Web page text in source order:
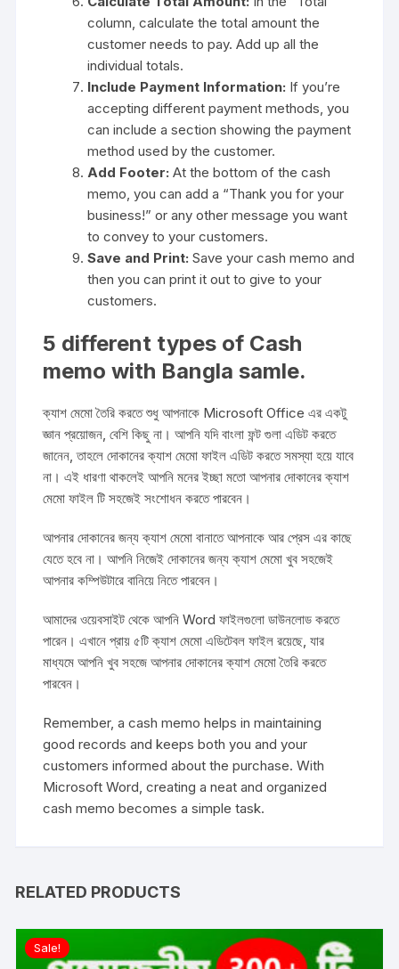
column, calculate the total amount the
customer needs to pay. Add up all the
individual totals.
Include Payment Information: If you’re
accepting different payment methods, you
can include a section showing the payment
method used by the customer.
Add Footer: At the bottom of the cash
memo, you can add a “Thank you for your
business!” or any other message you want
to convey to your customers.
Save and Print: Save your cash memo and
then you can print it out to give to your
customers.
5 different types of Cash
memo with Bangla samle.
ক্যাশ মেমো তৈরি করতে শুধু আপনাকে Microsoft Office এর একটু
জ্ঞান প্রয়োজন, বেশি কিছু না। আপনি যদি বাংলা ফন্ট গুলা এডিট করতে
জানেন, তাহলে দোকানের ক্যাশ মেমো ফাইল এডিট করতে সমস্যা হয়ে যাবে
না। এই ধারণা থাকলেই আপনি মনের ইচ্ছা মতো আপনার দোকানের ক্যাশ
মেমো ফাইল টি সহজেই সংশোধন করতে পারবেন।
আপনার দোকানের জন্য ক্যাশ মেমো বানাতে আপনাকে আর প্রেস এর কাছে
যেতে হবে না। আপনি নিজেই দোকানের জন্য ক্যাশ মেমো খুব সহজেই
আপনার কম্পিউটারে বানিয়ে নিতে পারবেন।
আমাদের ওয়েবসাইট থেকে আপনি Word ফাইলগুলো ডাউনলোড করতে
পারেন। এখানে প্রায় ৫টি ক্যাশ মেমো এডিটেবল ফাইল রয়েছে, যার
মাধ্যমে আপনি খুব সহজে আপনার দোকানের ক্যাশ মেমো তৈরি করতে
পারবেন।
Remember, a cash memo helps in maintaining
good records and keeps both you and your
customers informed about the purchase. With
Microsoft Word, creating a neat and organized
cash memo becomes a simple task.
RELATED PRODUCTS
Sale!